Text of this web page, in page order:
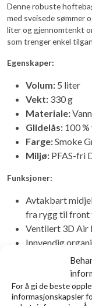
For å gi de beste
informasjonskapsler
Denne robuste
med sveisede sømmer
liter og gjennomtenkt
som trenger enkel
Egenskaper:
Volum: 5 liter
Vekt: 330 g
Materiale:
Glidelås: 100
Farge:Smoke
Miljø: PFAS-fri
Funksjoner:
Avtakbart
fra rygg til front
Ventilert 3D Air
Innvendig
Frontlomme
Borrelåsfelt
Festepunkter
Kompatibel